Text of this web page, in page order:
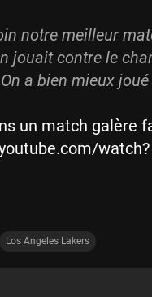
notre meilleur
jouait contre le
a bien mieux joué
un match galère
watch?
Los Angeles Lakers